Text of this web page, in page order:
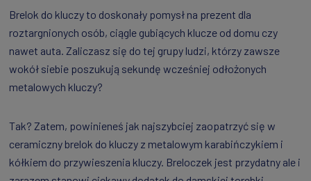
Brelok do kluczy to doskonały pomysł na prezent dla
roztargnionych osób, ciągle gubiących klucze od domu czy
nawet auta. Zaliczasz się do tej grupy ludzi, którzy zawsze
wokół siebie poszukują sekundę wcześniej odłożonych
metalowych kluczy?
Tak? Zatem, powinieneś jak najszybciej zaopatrzyć się w
ceramiczny brelok do kluczy z metalowym karabińczykiem i
kółkiem do przywieszenia kluczy. Breloczek jest przydatny ale i